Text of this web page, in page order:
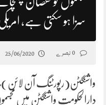
سزا ہو سکتی ہے،
25/06/2020
واشنگٹن(رپورٹنگ آن لائن)